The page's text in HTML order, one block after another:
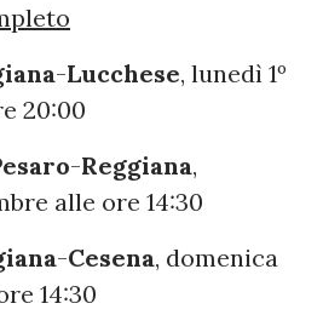
-Lucchese, lunedì 1º
20:00
-Reggiana,
alle ore 14:30
-Cesena, domenica
14:30